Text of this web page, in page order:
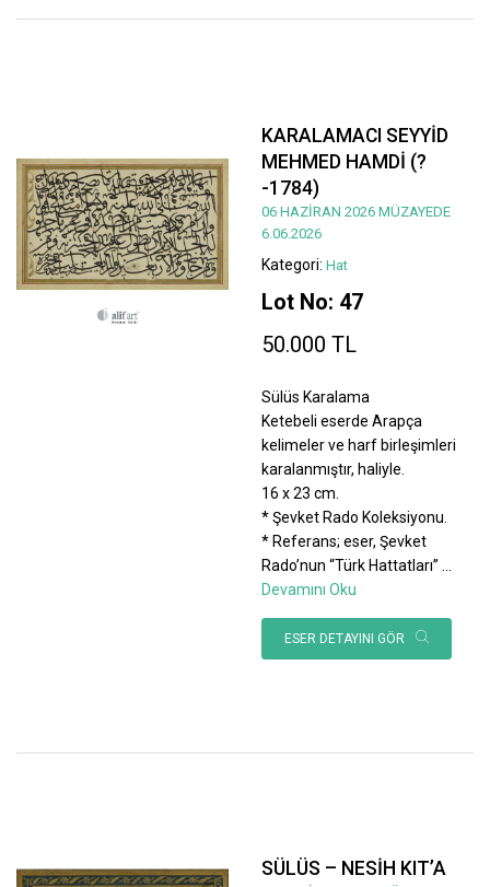
KARALAMACI SEYYİD
MEHMED HAMDİ (?
-1784)
06 HAZİRAN 2026 MÜZAYEDE
6.06.2026
Kategori: Hat
Lot No: 47
50.000 TL
Sülüs Karalama
Ketebeli eserde Arapça
kelimeler ve harf birleşimleri
karalanmıştır, haliyle.
16 x 23 cm.
* Şevket Rado Koleksiyonu.
* Referans; eser, Şevket
Rado’nun “Türk Hattatları”
Devamını Oku
ESER DETAYINI GÖR
SÜLÜS – NESİH KIT’A